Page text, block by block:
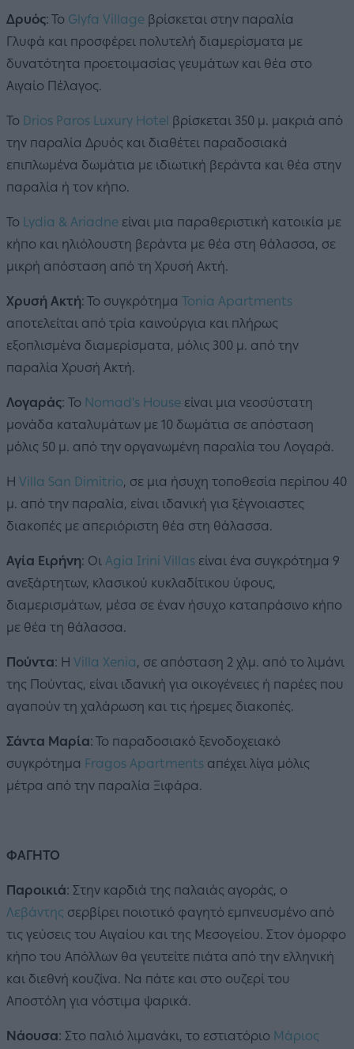
Δρυός: Το Glyfa Village βρίσκεται στην παραλία
Γλυφά και προσφέρει πολυτελή διαμερίσματα με
δυνατότητα προετοιμασίας γευμάτων και θέα στο
Αιγαίο Πέλαγος.
Το Drios Paros Luxury Hotel βρίσκεται 350 μ. μακριά από
την παραλία Δρυός και διαθέτει παραδοσιακά
επιπλωμένα δωμάτια με ιδιωτική βεράντα και θέα στην
παραλία ή τον κήπο.
Το Lydia & Ariadne είναι μια παραθεριστική κατοικία με
κήπο και ηλιόλουστη βεράντα με θέα στη θάλασσα, σε
μικρή απόσταση από τη Χρυσή Ακτή.
Xρυσή Ακτή: Το συγκρότημα Tonia Apartments
αποτελείται από τρία καινούργια και πλήρως
εξοπλισμένα διαμερίσματα, μόλις 300 μ. από την
παραλία Χρυσή Ακτή.
Λογαράς: To Nomad's House είναι μια νεοσύστατη
μονάδα καταλυμάτων με 10 δωμάτια σε απόσταση
μόλις 50 μ. από την οργανωμένη παραλία του Λογαρά.
Η Villa San Dimitrio, σε μια ήσυχη τοποθεσία περίπου 40
μ. από την παραλία, είναι ιδανική για ξέγνοιαστες
διακοπές με απεριόριστη θέα στη θάλασσα.
Αγία Ειρήνη: Οι Agia Irini Villas είναι ένα συγκρότημα 9
ανεξάρτητων, κλασικού κυκλαδίτικου ύφους,
διαμερισμάτων, μέσα σε έναν ήσυχο καταπράσινο κήπο
με θέα τη θάλασσα.
Πούντα: Η Villa Xenia, σε απόσταση 2 χλμ. από το λιμάνι
της Πούντας, είναι ιδανική για οικογένειες ή παρέες που
αγαπούν τη χαλάρωση και τις ήρεμες διακοπές.
Σάντα Μαρία: Το παραδοσιακό ξενοδοχειακό
συγκρότημα Fragos Apartments απέχει λίγα μόλις
μέτρα από την παραλία Ξιφάρα.
ΦΑΓΗΤΟ
Παροικιά: Στην καρδιά της παλαιάς αγοράς, ο
Λεβάντης σερβίρει ποιοτικό φαγητό εμπνευσμένο από
τις γεύσεις του Αιγαίου και της Μεσογείου. Στον όμορφο
κήπο του Απόλλων θα γευτείτε πιάτα από την ελληνική
και διεθνή κουζίνα. Να πάτε και στο ουζερί του
Αποστόλη για νόστιμα ψαρικά.
Νάουσα: Στο παλιό λιμανάκι, το εστιατόριο Μάριος